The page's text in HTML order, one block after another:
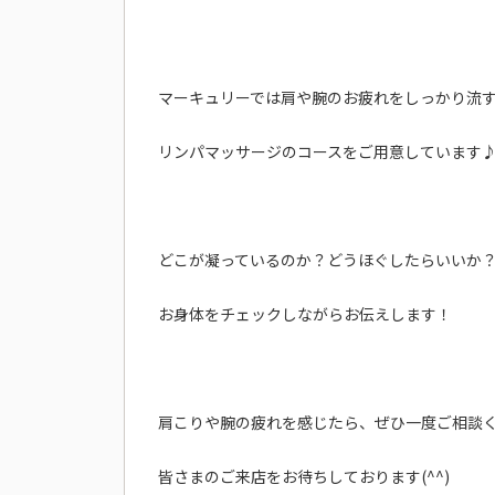
マーキュリーでは肩や腕のお疲れをしっかり流す
リンパマッサージのコースをご用意しています♪
どこが凝っているのか？どうほぐしたらいいか？
お身体をチェックしながらお伝えします！
肩こりや腕の疲れを感じたら、ぜひ一度ご相談く
皆さまのご来店をお待ちしております(^^)